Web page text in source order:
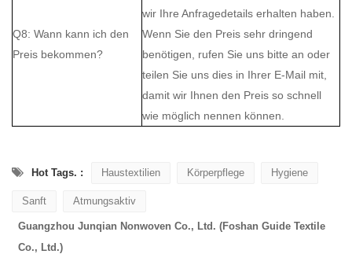
Q8: Wann kann ich den
Preis bekommen?
wir Ihre Anfragedetails erhalten haben.
Wenn Sie den Preis sehr dringend
benötigen, rufen Sie uns bitte an oder
teilen Sie uns dies in Ihrer E-Mail mit,
damit wir Ihnen den Preis so schnell
wie möglich nennen können.
Hot Tags. : Haustextilien Körperpflege Hygiene
Sanft Atmungsaktiv
Guangzhou Junqian Nonwoven Co., Ltd. (Foshan Guide Textile
Co., Ltd.)